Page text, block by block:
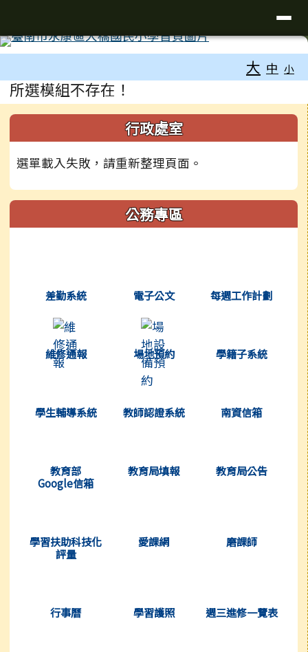
大 中 小
主內容區域
所選模組不存在！
左邊區域內容 行政處室
選單載入失敗，請重新整理頁面。
公務專區
差勤系統 電子公文 每週工作計劃
(另開新視
維修通報
(另開新視窗)
場地預約
(另開新視窗)
學籍子系統
(另開新視
學生輔導系統 教師認證系統 南資信箱
(另開新視
教育部
Google信箱
教育局填報 教育局公告
(另開新視
學習扶助科技化
評量
愛課網 磨課師
(另開新視
行事曆 學習護照 週三進修一覽表
(另開新視
(另開新視
頁尾區域